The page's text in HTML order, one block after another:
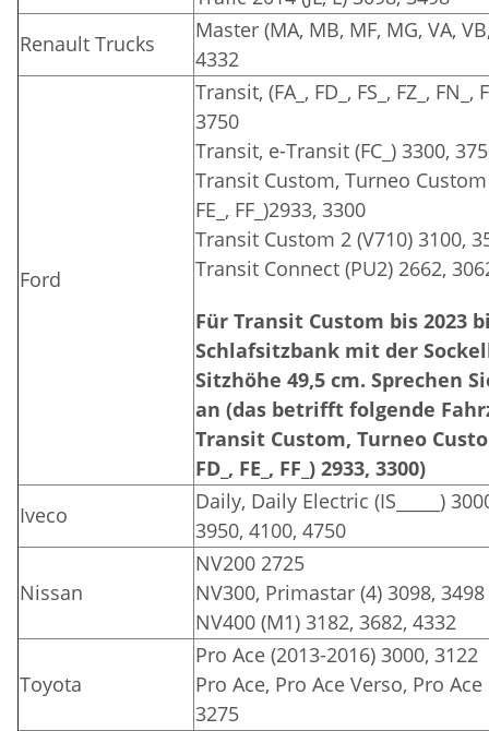
Renault Trucks
Master (MA, MB, MF, MG, VA,
4332
Ford
Transit, (FA_, FD_, FS_, FZ_, FN_,
3750
Transit, e-Transit (FC_) 3300,
Transit Custom, Turneo Custom
FE_, FF_)2933, 3300
Transit Custom 2 (V710) 3100,
Transit Connect (PU2) 2662,
Für Transit Custom bis 2023
Schlafsitzbank mit der
Sitzhöhe 49,5 cm. Sprechen
an (das betrifft folgende
Transit Custom, Turneo
FD_, FE_, FF_) 2933, 3300)
Iveco
Daily, Daily Electric (IS_____)
3950, 4100, 4750
Nissan
NV200 2725
NV300, Primastar (4) 3098, 3498
NV400 (M1) 3182, 3682, 4332
Toyota
Pro Ace (2013-2016) 3000, 3122
Pro Ace, Pro Ace Verso, Pro Ace
3275